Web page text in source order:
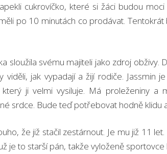
cukrovíčko, které si žáci budou
po 10 minutách co prodávat.
sloužila svému majiteli jako zdroj obživy.
jak vypadají a žijí rodiče.
ji velmi vysiluje. Má proleženiny a
srdce. Bude teď potřebovat hodně klidu
že již stačil zestárnout. Je mu již 11
je to starší pán, takže vyloženě